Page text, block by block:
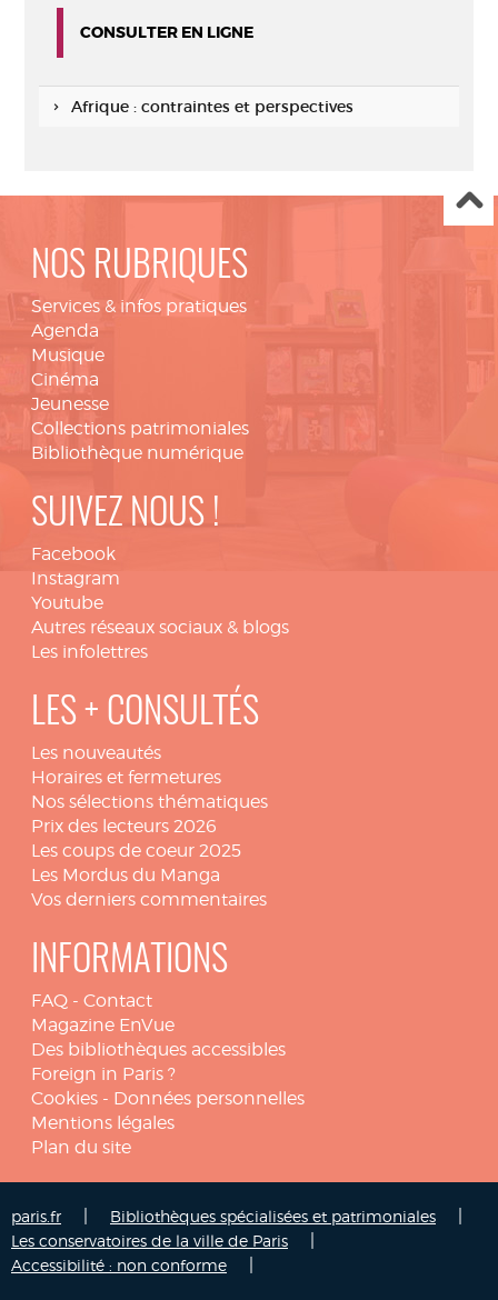
CONSULTER EN LIGNE
Afrique : contraintes et perspectives
NOS RUBRIQUES
Services & infos pratiques
Agenda
Musique
Cinéma
Jeunesse
Collections patrimoniales
Bibliothèque numérique
SUIVEZ NOUS !
Facebook
Instagram
Youtube
Autres réseaux sociaux & blogs
Les infolettres
LES + CONSULTÉS
Les nouveautés
Horaires et fermetures
Nos sélections thématiques
Prix des lecteurs 2026
Les coups de coeur 2025
Les Mordus du Manga
Vos derniers commentaires
INFORMATIONS
FAQ - Contact
Magazine EnVue
Des bibliothèques accessibles
Foreign in Paris ?
Cookies - Données personnelles
Mentions légales
Plan du site
paris.fr Bibliothèques spécialisées et patrimoniales
Les conservatoires de la ville de Paris
Accessibilité : non conforme